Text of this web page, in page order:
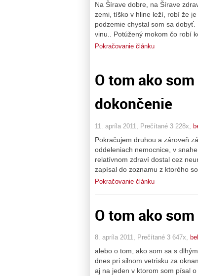
Na Šírave dobre, na Šírave
zemi, tíško v hline leží, robí že
podzemie chystal som sa
vinu.. Potúžený mokom čo robí
Pokračovanie článku
O tom ako
dokončenie
11. apríla 2011, Prečítané 3 228x,
Pokračujem druhou a zároveň
oddeleniach nemocnice, v
relatívnom zdraví dostal cez
zapísal do zoznamu z ktorého
Pokračovanie článku
O tom ako
8. apríla 2011, Prečítané 3 647x,
alebo o tom, ako som sa s
dnes pri silnom vetrisku za
aj na jeden v ktorom som písal